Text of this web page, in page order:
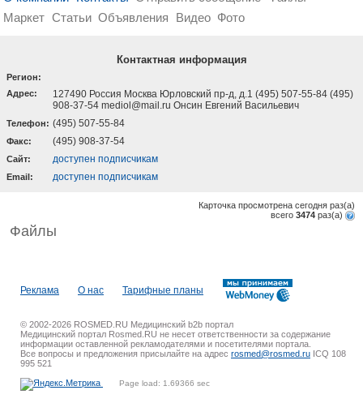
Маркет Статьи Объявления Видео Фото
Контактная информация
Регион:
Адрес:
127490 Россия Москва Юрловский пр-д, д.1 (495) 507-55-84 (495)
908-37-54 mediol@mail.ru Онсин Евгений Васильевич
Телефон: (495) 507-55-84
Факс: (495) 908-37-54
Cайт: доступен подписчикам
Email: доступен подписчикам
Карточка просмотрена сегодня раз(a)
всего 3474 раз(a)
Файлы
Реклама О нас Тарифные планы
© 2002-2026 ROSMED.RU Медицинский b2b портал
Медицинский портал Rosmed.RU не несет ответственности за содержание
информации оставленной рекламодателями и посетителями портала.
Все вопросы и предложения присылайте на адрес rosmed@rosmed.ru ICQ 108
995 521
Page load: 1.69366 sec